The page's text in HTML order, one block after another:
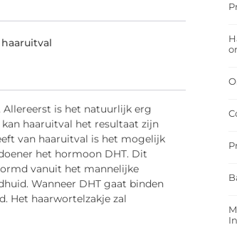
Allereerst is het natuurlijk erg
haaruitval het resultaat zijn
van haaruitval is het mogelijk
het hormoon DHT. Dit
vanuit het mannelijke
Wanneer DHT gaat binden
Het haarwortelzakje zal